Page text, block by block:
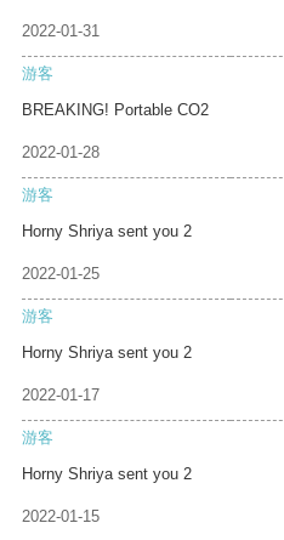
2022-01-31
游客
BREAKING! Portable CO2
2022-01-28
游客
Horny Shriya sent you 2
2022-01-25
游客
Horny Shriya sent you 2
2022-01-17
游客
Horny Shriya sent you 2
2022-01-15